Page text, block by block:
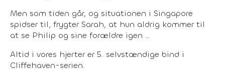
Men som tiden går, og situationen i Singapore
spidser til, frygter Sarah, at hun aldrig kommer til
at se Philip og sine forældre igen …
Altid i vores hjerter er 5. selvstændige bind i
Cliffehaven-serien.